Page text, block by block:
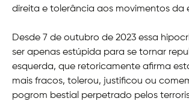
direita e tolerância aos movimentos da
Desde 7 de outubro de 2023 essa
ser apenas estúpida para se tornar
esquerda, que retoricamente afirma
mais fracos, tolerou, justificou ou
pogrom bestial perpetrado pelos